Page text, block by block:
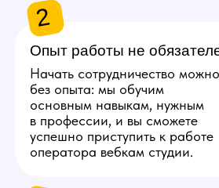
Оператор должен владеть
программами для стриминга,
разбираться в работе
периферии, быстро искать
решения, если что-то пошло
не так. Техническая
грамотность очень важна.
Иметь компьютер или ноутбук
6